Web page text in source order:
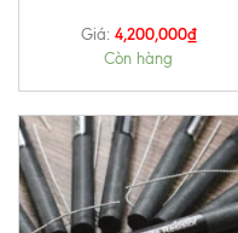
Giá: 4,200,000₫
Còn hàng